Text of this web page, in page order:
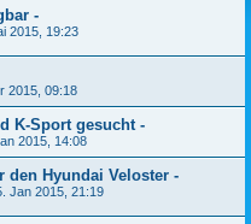
-
2015, 19:23
2015, 09:18
K-Sport gesucht -
2015, 14:08
den Hyundai Veloster -
Jan 2015, 21:19